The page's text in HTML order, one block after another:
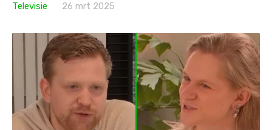
Televisie
26 mrt 2025